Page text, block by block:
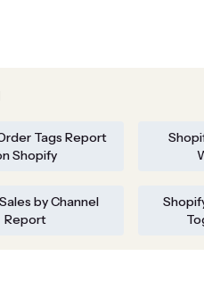
Tags Report
Shopify
by Channel
Report